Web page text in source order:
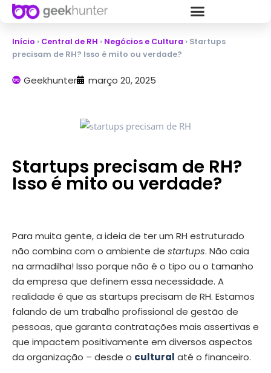
Início › Central de RH › Negócios e Cultura › Startups
precisam de RH? Isso é mito ou verdade?
Geekhunter março 20, 2025
Startups precisam de RH?
Isso é mito ou verdade?
Para muita gente, a ideia de ter um RH estruturado
não combina com o ambiente de startups. Não caia
na armadilha! Isso porque não é o tipo ou o tamanho
da empresa que definem essa necessidade. A
realidade é que as startups precisam de RH. Estamos
falando de um trabalho profissional de gestão de
pessoas, que garanta contratações mais assertivas e
que impactem positivamente em diversos aspectos
da organização – desde o cultural até o financeiro.